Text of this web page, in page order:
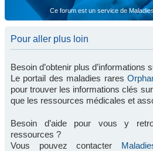
Ce forum est un service de
Pour aller plus loin
Besoin d’obtenir plus d’informations
Le portail des maladies rares
pour trouver les informations clés
que les ressources médicales et
Besoin d’aide pour vous y
ressources ?
Vous pouvez contacter